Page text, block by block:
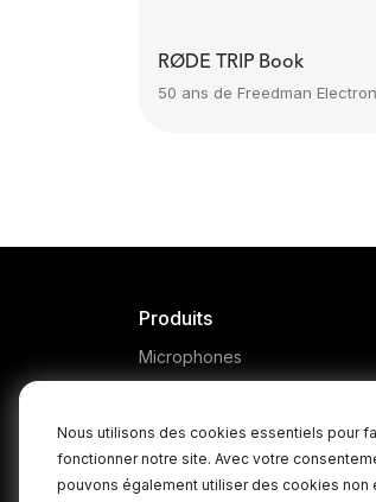
Nous utilisons des cookies essentiels pour
fonctionner notre site. Avec votre
pouvons également utiliser des cookies non
RØDE TRIP Book
50 ans de Freedman
Produits
Microphones
Interfaces and Mixers
Accessories